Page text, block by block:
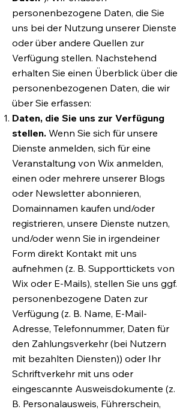
personenbezogene Daten, die Sie
uns bei der Nutzung unserer Dienste
oder über andere Quellen zur
Verfügung stellen. Nachstehend
erhalten Sie einen Überblick über die
personenbezogenen Daten, die wir
über Sie erfassen:
Daten, die Sie uns zur Verfügung
stellen. Wenn Sie sich für unsere
Dienste anmelden, sich für eine
Veranstaltung von Wix anmelden,
einen oder mehrere unserer Blogs
oder Newsletter abonnieren,
Domainnamen kaufen und/oder
registrieren, unsere Dienste nutzen,
und/oder wenn Sie in irgendeiner
Form direkt Kontakt mit uns
aufnehmen (z. B. Supporttickets von
Wix oder E-Mails), stellen Sie uns ggf.
personenbezogene Daten zur
Verfügung (z. B. Name, E-Mail-
Adresse, Telefonnummer, Daten für
den Zahlungsverkehr (bei Nutzern
mit bezahlten Diensten)) oder Ihr
Schriftverkehr mit uns oder
eingescannte Ausweisdokumente (z.
B. Personalausweis, Führerschein,